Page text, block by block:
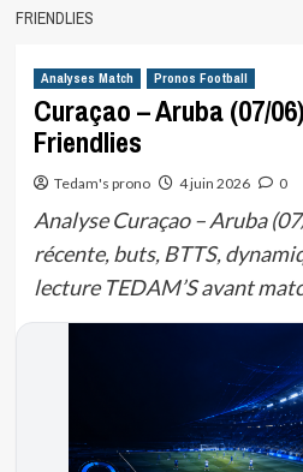
FRIENDLIES
Analyses Match Pronos Football
Curaçao – Aruba (07/
Friendlies
Tedam's prono 4 juin 2026 0
Analyse Curaçao – Aruba
récente, buts, BTTS,
lecture TEDAM’S avant